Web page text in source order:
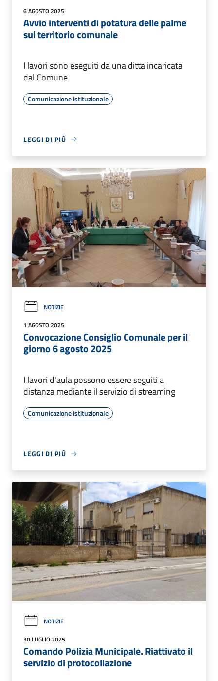
6 AGOSTO 2025
Avvio interventi di potatura delle palme
sul territorio comunale
I lavori sono eseguiti da una ditta incaricata
dal Comune
Comunicazione istituzionale
LEGGI DI PIÙ
NOTIZIE
1 AGOSTO 2025
Convocazione Consiglio Comunale per il
giorno 6 agosto 2025
I lavori d'aula possono essere seguiti a
distanza mediante il servizio di streaming
Comunicazione istituzionale
LEGGI DI PIÙ
NOTIZIE
30 LUGLIO 2025
Comando Polizia Municipale. Riattivato il
servizio di protocollazione